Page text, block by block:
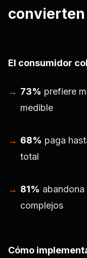
convierten
El consumidor
73% prefiere
medible
68% paga
total
81%
complejos
Cómo